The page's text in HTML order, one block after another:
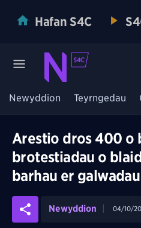
Hafan S4C
Newyddion Teyrngedau
Arestio dros 400 o
brotestiadau o
barhau er
Newyddion 04/10/